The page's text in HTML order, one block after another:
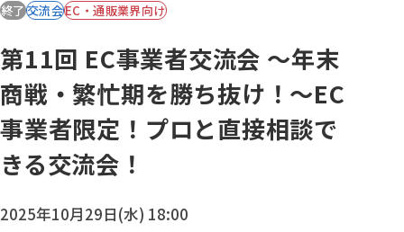
終了交流会EC・通販業界向け
第11回 EC事業者交流会 ～年末
商戦・繁忙期を勝ち抜け！～EC
事業者限定！プロと直接相談で
きる交流会！
2025年10月29日(水) 18:00